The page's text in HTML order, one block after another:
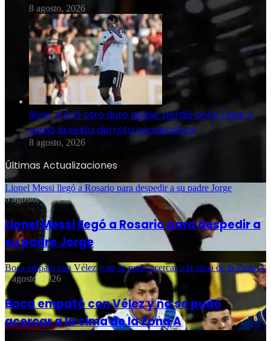
8 agosto, 2026
River sufrió otro duro golpe: perdió ante Tigre y
sumó la sexta derrota consecutiva
8 agosto, 2026
Últimas Actualizaciones
Lionel Messi llegó a Rosario para despedir a su padre Jorge
8 agosto, 2026
Lionel Messi llegó a Rosario para despedir a
su padre Jorge
Boca empató con Vélez y no se pudo acercar a la cima de la Zona A
8 agosto, 2026
Boca empató con Vélez y no se pudo
acercar a la cima de la Zona A